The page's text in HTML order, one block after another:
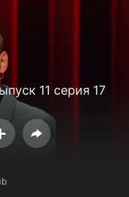
11 серия 17
приложение